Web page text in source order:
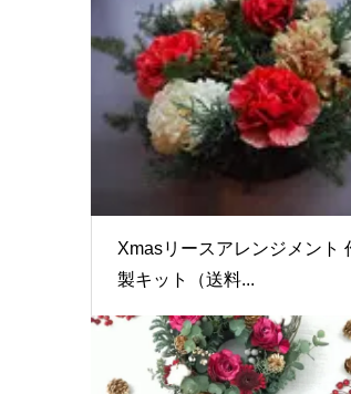
Xmasリースアレンジメント
製キット（送料...